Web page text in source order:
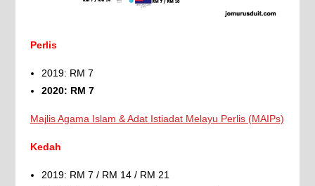
Perlis
2019: RM 7
2020: RM 7
Majlis Agama Islam & Adat Istiadat Melayu Perlis (MAIPs)
Kedah
2019: RM 7 / RM 14 / RM 21